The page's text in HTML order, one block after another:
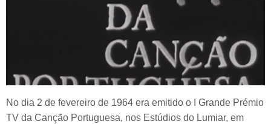
No dia 2 de fevereiro de 1964 era emitido o I Grande Prémio
TV da Canção Portuguesa, nos Estúdios do Lumiar, em